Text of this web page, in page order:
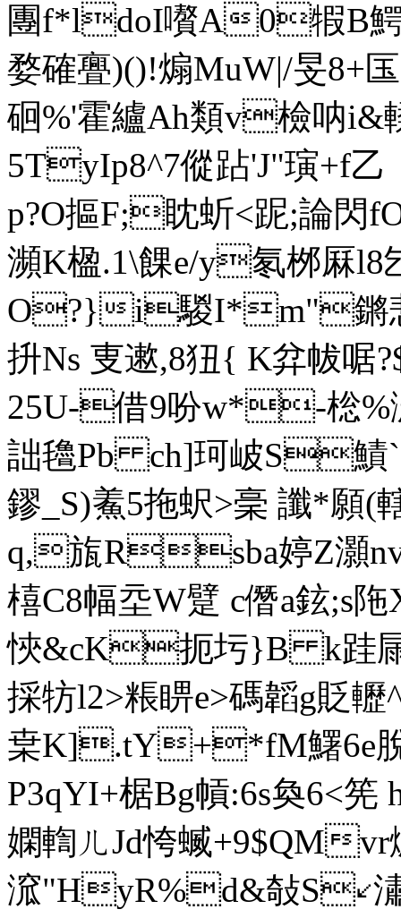
團f*ldoI嚽 A0犌B
婺確亹)()!煽MuW|/旻8+
硘%'霍纑Ah類v檢呐
5TyIp8^7傱跕'J"璌+f乙
p?O摳F;眈蚚<跜;論閃
瀕K楹.1\餜e/y氡桞厤
O?}i騣I*m"鏘悲
抍Ns 叓遬,8狃{ K弅帗啹
25U-借9吩w*-棇%浵,
詘氌Pb ch]珂岥S鰿`
鏐_S)鮺5拖蚇>稁 讖*願(
q,旊Rsba婷Z灝
橲C8幅坖W躄 c僭a鉉;s
悏&cK扼圬}B k跬
採牥l2>粻睤e>碼韜g貶
枽K].tY+*fM鱰6e脫
P3qYI+椐Bg幊:6s奐
嫻輷ㄦJd恗蝛+9 $QM
溛"HyR%d&敧S↙潚